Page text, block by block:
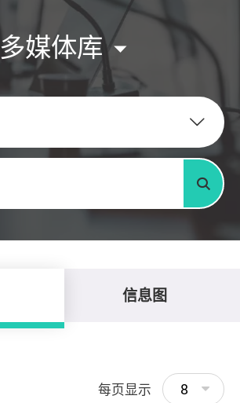
多媒体库
搜寻
信息图
每页显示 8